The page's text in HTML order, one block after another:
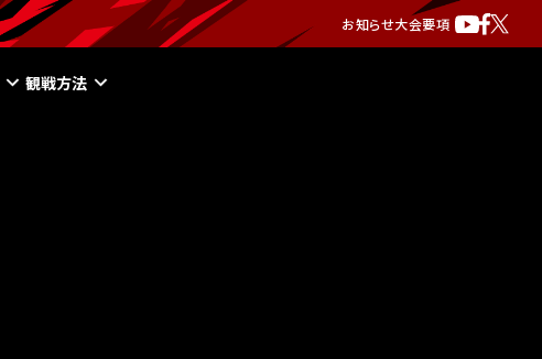
お知らせ大会要項
観戦方法